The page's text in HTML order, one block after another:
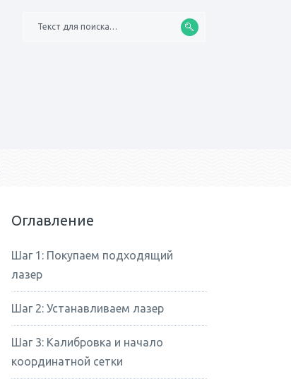
Текст для поиска…
Оглавление
Шаг 1: Покупаем подходящий
лазер
Шаг 2: Устанавливаем лазер
Шаг 3: Калибровка и начало
координатной сетки